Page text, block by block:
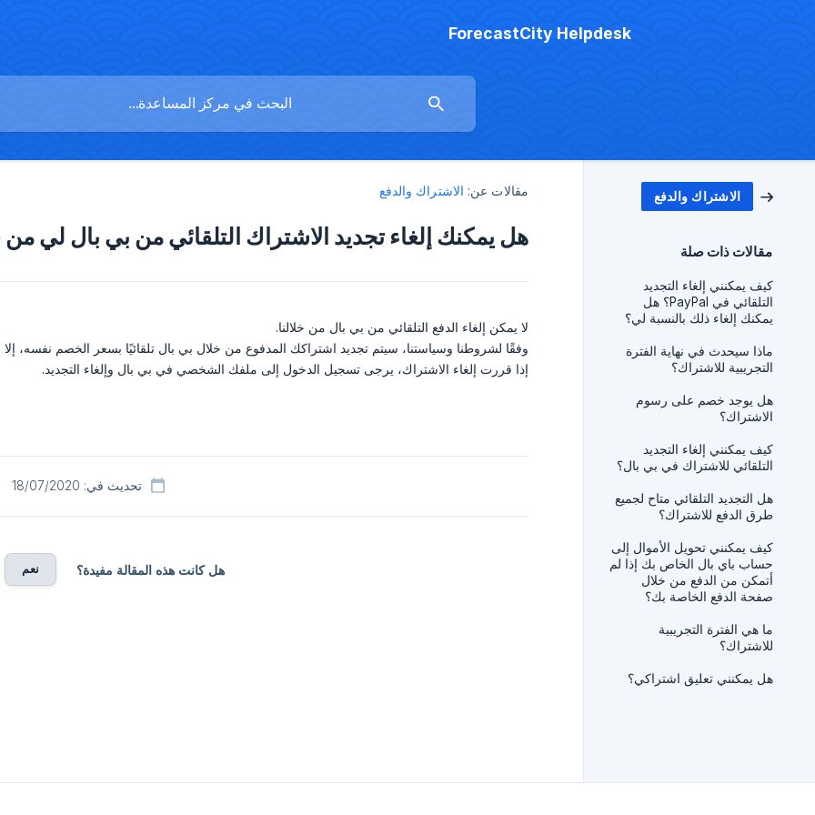
ForecastCity Helpdesk
الاشتراك والدفع
مقالات ذات صلة
كيف يمكنني إلغاء التجديد
التلقائي في PayPal؟ هل
يمكنك إلغاء ذلك بالنسبة لي؟
ماذا سيحدث في نهاية الفترة
التجريبية للاشتراك؟
هل يوجد خصم على رسوم
الاشتراك؟
كيف يمكنني إلغاء التجديد
التلقائي للاشتراك في بي بال؟
هل التجديد التلقائي متاح لجميع
طرق الدفع للاشتراك؟
كيف يمكنني تحويل الأموال إلى
حساب باي بال الخاص بك إذا لم
أتمكن من الدفع من خلال
صفحة الدفع الخاصة بك؟
ما هي الفترة التجريبية
للاشتراك؟
هل يمكنني تعليق اشتراكي؟
مقالات عن: الاشتراك والدفع
هل يمكنك إلغاء تجديد الاشتراك التلقائي من بي بال لي
لا يمكن إلغاء الدفع التلقائي من بي بال من خلالنا.
وفقًا لشروطنا وسياستنا، سيتم تجديد اشتراكك المدفوع من خلال بي بال تلقائيًا بسعر الخصم نفسه، إلا
إذا قررت إلغاء الاشتراك، يرجى تسجيل الدخول إلى ملفك الشخصي في بي بال وإلغاء التجديد.
تحديث في: 18/07/2020
هل كانت هذه المقالة مفيدة؟ نعم